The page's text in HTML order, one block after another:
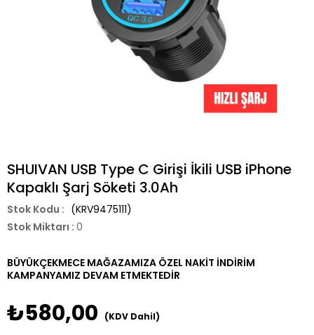
SHUIVAN USB Type C Girişi İkili USB iPhone
Kapaklı Şarj Söketi 3.0Ah
(KRV9475111)
Stok Miktarı : 0
BÜYÜKÇEKMECE MAĞAZAMIZA ÖZEL NAKİT İNDİRİM
KAMPANYAMIZ DEVAM ETMEKTEDİR
₺580,00 (KDV Dahil)